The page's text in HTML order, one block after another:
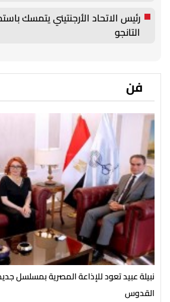
رئيس الاتحاد الأرجنتيني يتمسك
التانجو
فن
نبيلة عبيد تعود للإذاعة المصرية بمسلسل
القدوس